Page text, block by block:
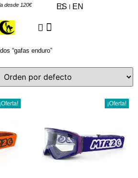
desde 120€ ES EN
“gafas enduro”
¡Oferta! ¡Oferta!